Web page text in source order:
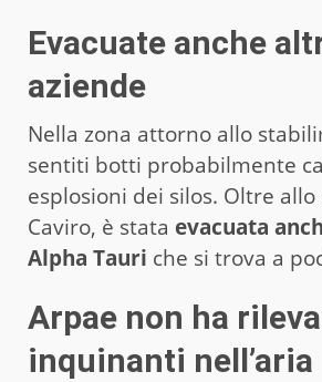
Evacuate anche
aziende
Nella zona attorno allo
sentiti botti probabilmente
esplosioni dei silos. Oltre
Caviro, è stata evacuata
Alpha Tauri che si trova a
Arpae non ha
inquinanti nell’aria